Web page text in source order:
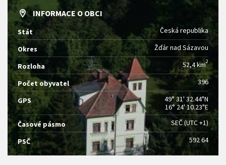
INFORMACE O OBCI
Stát Česká republika
Okres Žďár nad Sázavou
Rozloha 52,4 km2
Počet obyvatel 396
GPS
49° 31' 32.44"N
16° 24' 10.23"E
Časové pásmo
SEČ (UTC +1)
PSČ 592 64